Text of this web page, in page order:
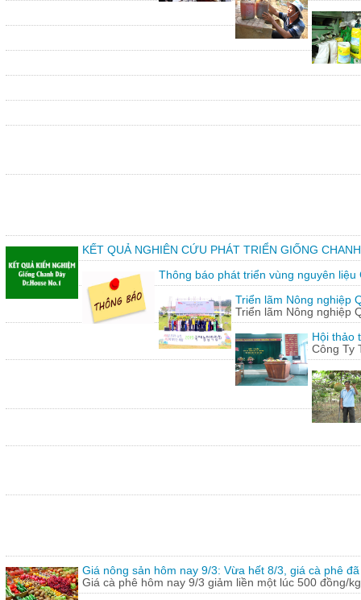
KẾT QUẢ NGHIÊN CỨU PHÁT TRIỂN GIỐNG
Thông báo phát triển vùng nguyên liệu
Triển lãm Nông nghiệp
Triển lãm Nông nghiệp
Hội thảo
Công Ty
Giá nông sản hôm nay 9/3: Vừa hết 8/3, giá cà phê
Giá cà phê hôm nay 9/3 giảm liền một lúc 500 đồng/